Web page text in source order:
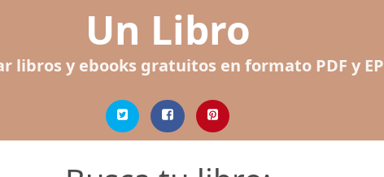
Un Libro
libros y ebooks gratuitos en formato PDF y